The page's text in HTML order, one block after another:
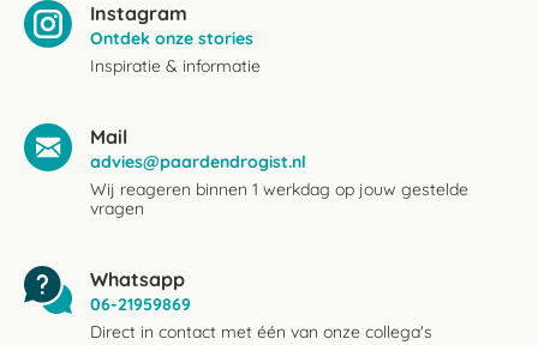
Instagram
Ontdek onze stories
Inspiratie & informatie
Mail
advies@paardendrogist.nl
Wij reageren binnen 1 werkdag op jouw gestelde
vragen
Whatsapp
06-21959869
Direct in contact met één van onze collega's